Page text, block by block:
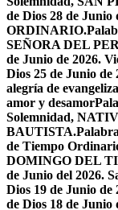
de Dios 28 de
ORDINARIO.
SEÑORA DEL
de Junio de 2026.
Dios 25 de Junio
alegría de
amor y desamor
Solemnidad,
BAUTISTA.
de Tiempo
DOMINGO DEL
de Junio del 2026.
Dios 19 de Junio
de Dios 18 de Junio